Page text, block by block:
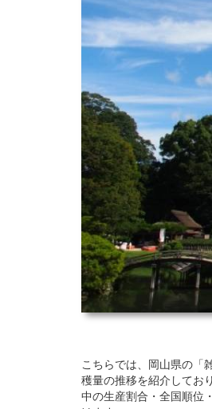
こちらでは、岡山県の「
穫量の推移を紹介してお
中の生産割合・全国順位